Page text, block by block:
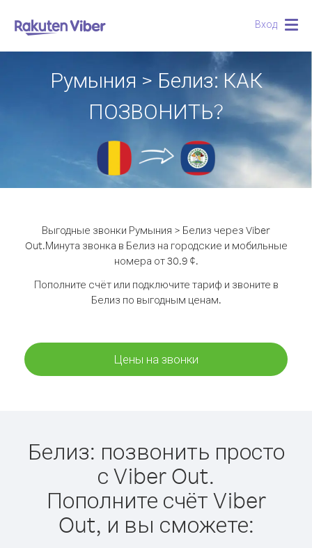
Вход
Румыния > Белиз: КАК
ПОЗВОНИТЬ?
Выгодные звонки Румыния > Белиз через Viber
Out.Минута звонка в Белиз на городские и мобильные
номера от 30.9 ¢.
Пополните счёт или подключите тариф и звоните в
Белиз по выгодным ценам.
Цены на звонки
Белиз: позвонить просто
с Viber Out.
Пополните счёт Viber
Out, и вы сможете: